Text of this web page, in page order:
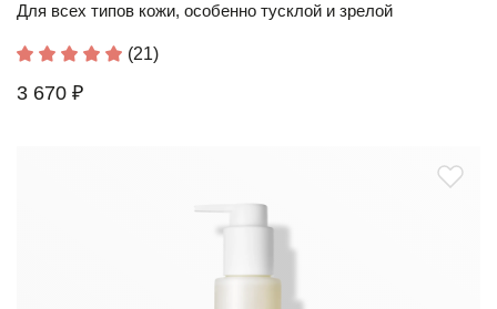
Для всех типов кожи, особенно тусклой и зрелой
(21)
3 670 ₽